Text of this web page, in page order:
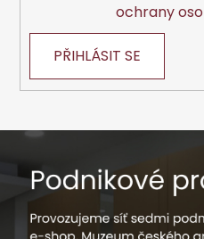
ochrany
PŘIHLÁSIT SE